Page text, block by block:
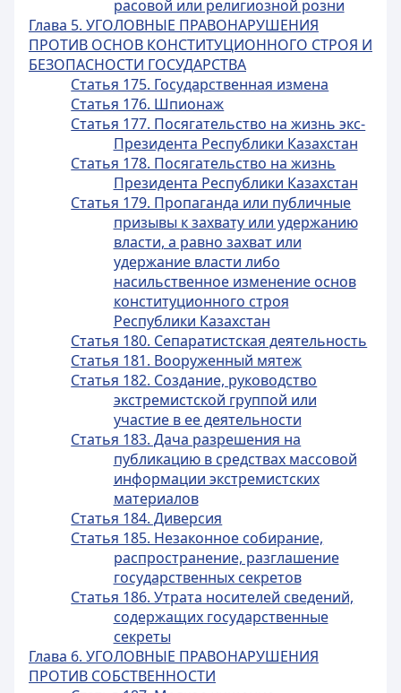
расовой или религиозной розни
Глава 5. УГОЛОВНЫЕ ПРАВОНАРУШЕНИЯ
ПРОТИВ ОСНОВ КОНСТИТУЦИОННОГО СТРОЯ И
БЕЗОПАСНОСТИ ГОСУДАРСТВА
Статья 175. Государственная измена
Статья 176. Шпионаж
Статья 177. Посягательство на жизнь экс-
Президента Республики Казахстан
Статья 178. Посягательство на жизнь
Президента Республики Казахстан
Статья 179. Пропаганда или публичные
призывы к захвату или удержанию
власти, а равно захват или
удержание власти либо
насильственное изменение основ
конституционного строя
Республики Казахстан
Статья 180. Сепаратистская деятельность
Статья 181. Вооруженный мятеж
Статья 182. Создание, руководство
экстремистской группой или
участие в ее деятельности
Статья 183. Дача разрешения на
публикацию в средствах массовой
информации экстремистских
материалов
Статья 184. Диверсия
Статья 185. Незаконное собирание,
распространение, разглашение
государственных секретов
Статья 186. Утрата носителей сведений,
содержащих государственные
секреты
Глава 6. УГОЛОВНЫЕ ПРАВОНАРУШЕНИЯ
ПРОТИВ СОБСТВЕННОСТИ